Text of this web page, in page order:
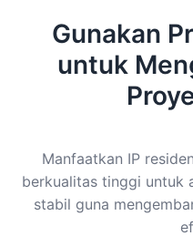
Gunakan
untuk
Manfaatkan IP
berkualitas tinggi untuk
stabil guna